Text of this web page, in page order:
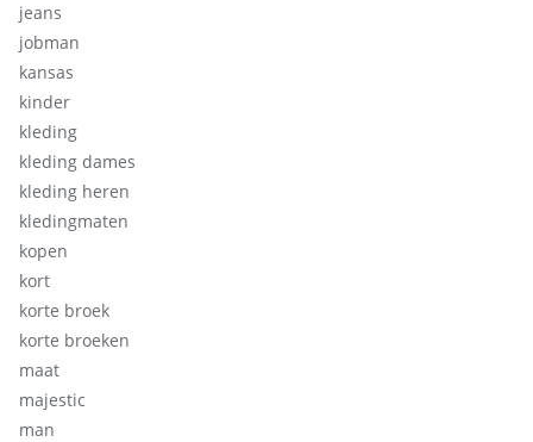
jeans
jobman
kansas
kinder
kleding
kleding dames
kleding heren
kledingmaten
kopen
kort
korte broek
korte broeken
maat
majestic
man